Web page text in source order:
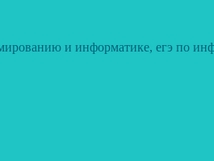
и информатике, егэ по